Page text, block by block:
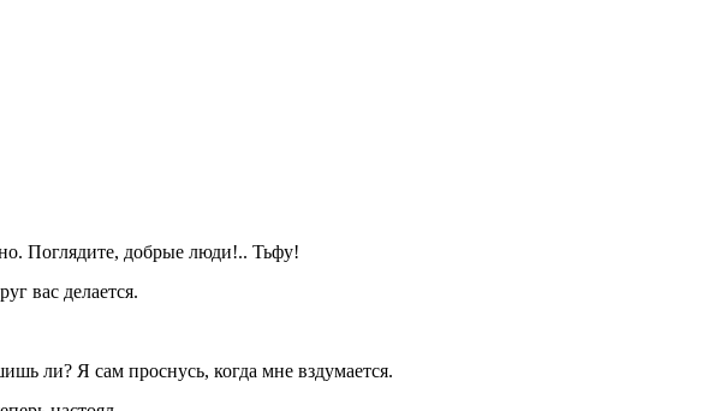
Поглядите, добрые люди!.. Тьфу!
вас делается.
ли? Я сам проснусь, когда мне вздумается.